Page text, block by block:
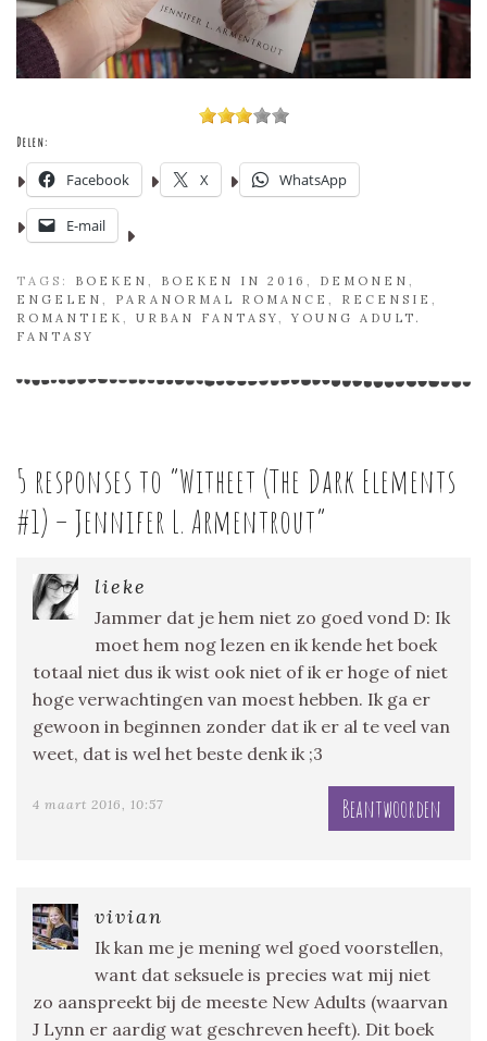
Delen:
Facebook X WhatsApp
E-mail
TAGS: BOEKEN , BOEKEN IN 2016 , DEMONEN ,
ENGELEN , PARANORMAL ROMANCE , RECENSIE ,
ROMANTIEK , URBAN FANTASY,YOUNG ADULT.
FANTASY
5 responses to “Witheet (The Dark Elements
#1) – Jennifer L. Armentrout”
lieke
Jammer dat je hem niet zo goed vond D: Ik
moet hem nog lezen en ik kende het boek
totaal niet dus ik wist ook niet of ik er hoge of niet
hoge verwachtingen van moest hebben. Ik ga er
gewoon in beginnen zonder dat ik er al te veel van
weet, dat is wel het beste denk ik ;3
4 maart 2016, 10:57 Beantwoorden
vivian
Ik kan me je mening wel goed voorstellen,
want dat seksuele is precies wat mij niet
zo aanspreekt bij de meeste New Adults (waarvan
J Lynn er aardig wat geschreven heeft). Dit boek